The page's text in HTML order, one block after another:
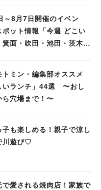
～8月7日開催のイベン
ポット情報「今週 どこい
箕面・吹田・池田・茨木・
トミン・編集部オススメ
いランチ」44選 〜おし
ら穴場まで！〜
子も楽しめる！親子で涼し
川遊び♡
で愛される焼肉店！家族で